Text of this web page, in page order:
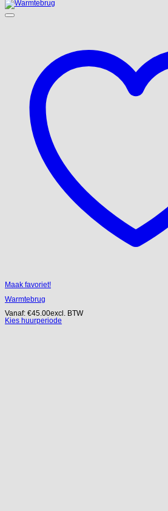
Maak favoriet!
Warmtebrug
Vanaf: €45.00excl. BTW
Kies huurperiode